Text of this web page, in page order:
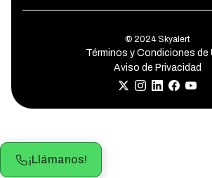
© 2024 Skyalert
Términos y Condiciones de
Aviso de Privacidad
¡Llámanos!